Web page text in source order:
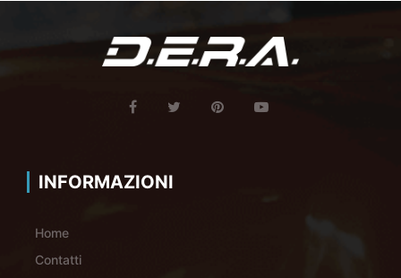
INFORMAZIONI
Home
Contatti